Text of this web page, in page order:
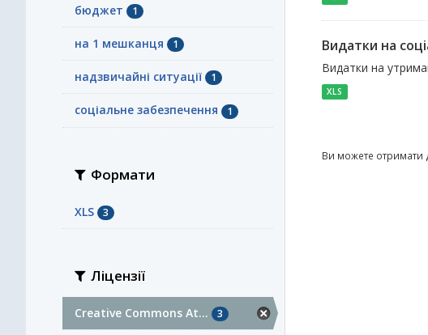
бюджет 1
на 1 мешканця 1
надзвичайні ситуації 1
соціальне забезпечення 1
Формати
XLS 3
Ліцензії
Creative Commons At... 3
Видатки на
Видатки на
XLS
Ви можете отримати